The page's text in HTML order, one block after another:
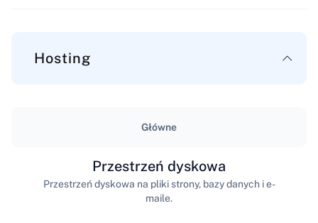
Hosting
Główne
Przestrzeń dyskowa
Przestrzeń dyskowa na pliki strony, bazy danych i e-
maile.